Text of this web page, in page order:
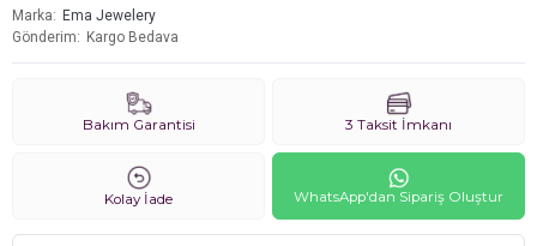
Marka
Ema Jewelery
Gönderim
Kargo Bedava
Bakım Garantisi 3 Taksit İmkanı
Kolay İade WhatsApp'dan Sipariş Oluştur